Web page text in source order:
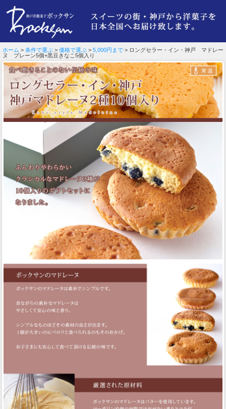
ホーム > 条件で選ぶ > 価格で選ぶ > 5,000円まで > ロングセラー・イン・神戸 マドレー
ヌ プレーン5個+黒豆きなこ5個入り